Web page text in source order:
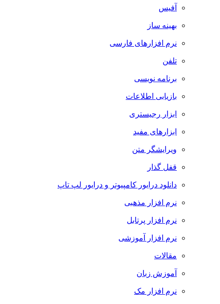
آفیس
بهینه ساز
نرم افزارهای فارسی
تلفن
برنامه نویسی
بازیابی اطلاعات
ابزار رجیستری
ابزارهای مفید
ویرایشگر متن
قفل گذار
دانلود درایور کامپیوتر و درایور لپ تاپ
نرم افزار مذهبی
نرم افزار پرتابل
نرم افزار آموزشی
مقالات
آموزش زبان
نرم افزار مک